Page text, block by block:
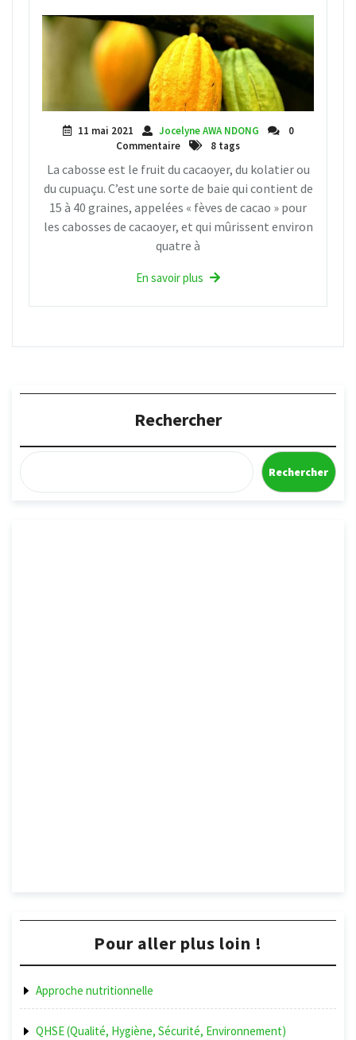
11 mai 2021 Jocelyne AWA NDONG
0
Commentaire
8 tags
La cabosse est le fruit du cacaoyer, du kolatier ou
du cupuaçu. C’est une sorte de baie qui contient de
15 à 40 graines, appelées « fèves de cacao » pour
les cabosses de cacaoyer, et qui mûrissent environ
quatre à
En savoir plus
Rechercher
Rechercher
Pour aller plus loin !
Approche nutritionnelle
QHSE (Qualité, Hygiène, Sécurité, Environnement)